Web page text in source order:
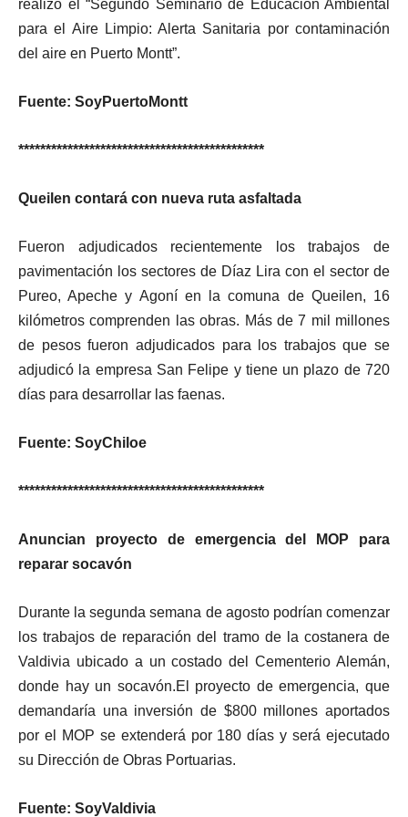
realizó el “Segundo Seminario de Educación Ambiental
para el Aire Limpio: Alerta Sanitaria por contaminación
del aire en Puerto Montt”.
Fuente: SoyPuertoMontt
*********************************************
Queilen contará con nueva ruta asfaltada
Fueron adjudicados recientemente los trabajos de
pavimentación los sectores de Díaz Lira con el sector de
Pureo, Apeche y Agoní en la comuna de Queilen, 16
kilómetros comprenden las obras. Más de 7 mil millones
de pesos fueron adjudicados para los trabajos que se
adjudicó la empresa San Felipe y tiene un plazo de 720
días para desarrollar las faenas.
Fuente: SoyChiloe
*********************************************
Anuncian proyecto de emergencia del MOP para
reparar socavón
Durante la segunda semana de agosto podrían comenzar
los trabajos de reparación del tramo de la costanera de
Valdivia ubicado a un costado del Cementerio Alemán,
donde hay un socavón.El proyecto de emergencia, que
demandaría una inversión de $800 millones aportados
por el MOP se extenderá por 180 días y será ejecutado
su Dirección de Obras Portuarias.
Fuente: SoyValdivia